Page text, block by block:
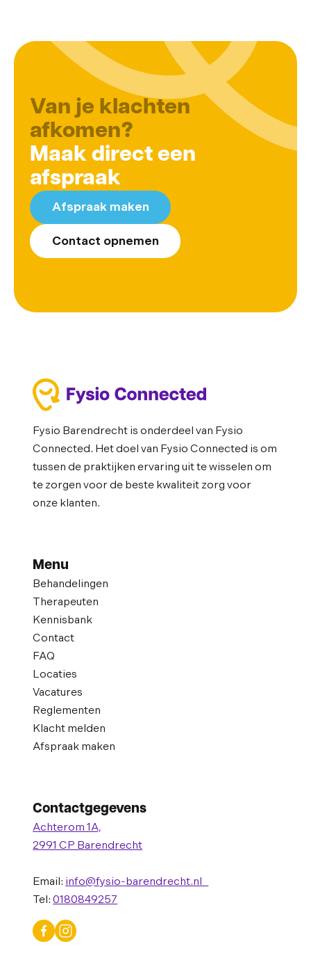
Van je klachten
afkomen?
Maak direct een
afspraak
Afspraak maken
Contact opnemen
Fysio Barendrecht is onderdeel van Fysio
Connected. Het doel van Fysio Connected is om
tussen de praktijken ervaring uit te wisselen om
te zorgen voor de beste kwaliteit zorg voor
onze klanten.
Menu
Behandelingen
Therapeuten
Kennisbank
Contact
FAQ
Locaties
Vacatures
Reglementen
Klacht melden
Afspraak maken
Contactgegevens
Achterom 1A,
2991 CP Barendrecht
Email: info@fysio-barendrecht.nl
Tel:0180849257